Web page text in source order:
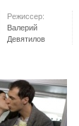
Режиссер:
Валерий
Девятилов